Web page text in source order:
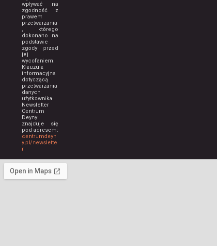
wpływać na
zgodność z
prawem
przetwarzania
, którego
dokonano na
podstawie
zgody przed
jej
wycofaniem.
Klauzula
informacyjna
dotyczącą
przetwarzania
danych
użytkownika
Newsletter
Centrum
Deyny
znajduje się
pod adresem:
centrumdeyn
y.pl/newslette
r